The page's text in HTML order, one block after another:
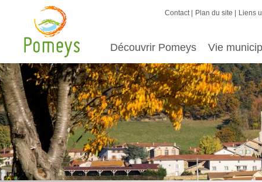
Contact Plan du site Liens
Découvrir Pomeys Vie